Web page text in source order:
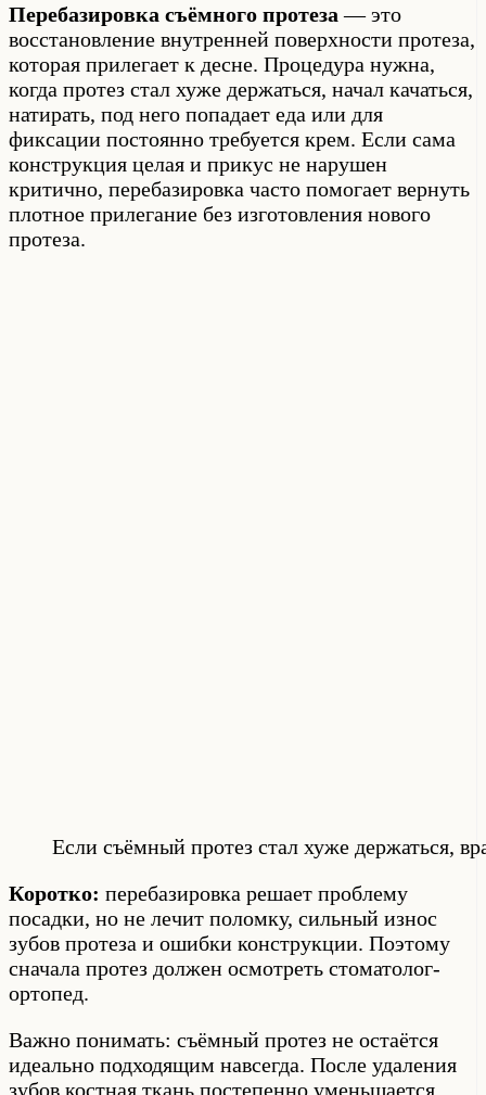
Перебазировка съёмного протеза — это
восстановление внутренней поверхности протеза,
которая прилегает к десне. Процедура нужна,
когда протез стал хуже держаться, начал качаться,
натирать, под него попадает еда или для
фиксации постоянно требуется крем. Если сама
конструкция целая и прикус не нарушен
критично, перебазировка часто помогает вернуть
плотное прилегание без изготовления нового
протеза.
Если съёмный протез стал хуже держаться,
Коротко: перебазировка решает проблему
посадки, но не лечит поломку, сильный износ
зубов протеза и ошибки конструкции. Поэтому
сначала протез должен осмотреть стоматолог-
ортопед.
Важно понимать: съёмный протез не остаётся
идеально подходящим навсегда. После удаления
зубов костная ткань постепенно уменьшается,